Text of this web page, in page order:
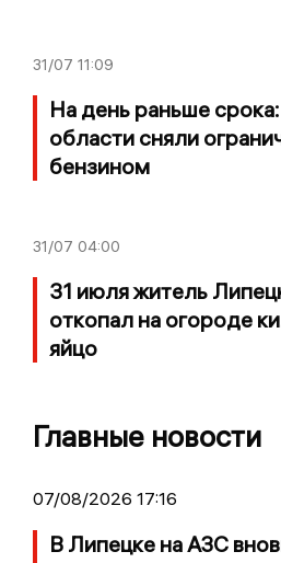
31/07 11:09
На день раньше
области сняли
бензином
31/07 04:00
31 июля житель
откопал на огороде
яйцо
Главные новости
07/08/2026 17:16
В Липецке на АЗС